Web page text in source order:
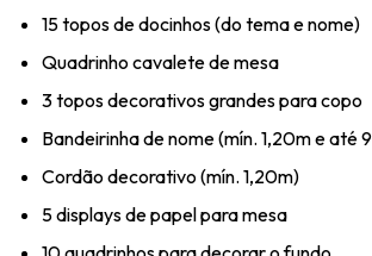
15 topos de docinhos (do tema e nome)
Quadrinho cavalete de mesa
3 topos decorativos grandes para copo
Bandeirinha de nome (mín. 1,20m e até
Cordão decorativo (mín. 1,20m)
5 displays de papel para mesa